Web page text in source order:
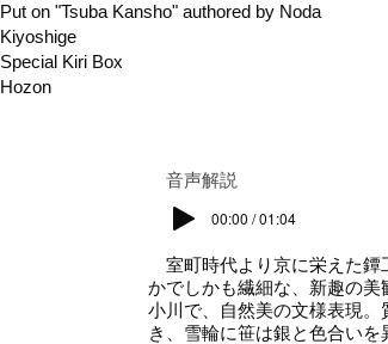
Put on "Tsuba Kansho" authored by Noda
Kiyoshige
Special Kiri Box
Hozon
​音声解説
00:00 / 01:04
室町時代より京に栄えた鐔
かでしかも繊細な、新趣の
小川で、自然美の文様表現
き、雪輪に笹は銀と色合い